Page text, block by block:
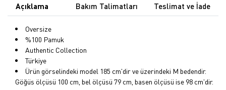
Açıklama Bakım Talimatları Teslimat ve İade
Oversize
%100 Pamuk
Authentic Collection
Türkiye
Ürün görselindeki model 185 cm'dir ve üzerindeki M bedendir.
Göğüs ölçüsü 100 cm, bel ölçüsü 79 cm, basen ölçüsü ise 98 cm'dir.